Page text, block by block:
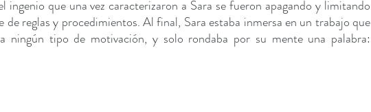
que una vez caracterizaron a Sara se fueron apagando y limitando
reglas y procedimientos. Al final, Sara estaba inmersa en un trabajo que
ningún tipo de motivación, y solo rondaba por su mente una palabra: